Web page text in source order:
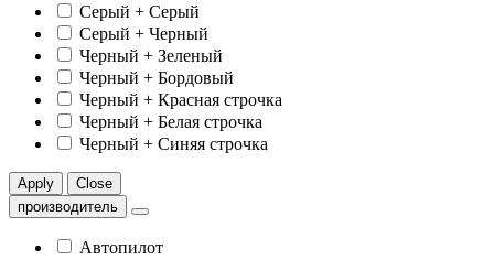
Серый + Серый
Серый + Черный
Черный + Зеленый
Черный + Бордовый
Черный + Красная строчка
Черный + Белая строчка
Черный + Синяя строчка
Apply
Close
производитель
Автопилот